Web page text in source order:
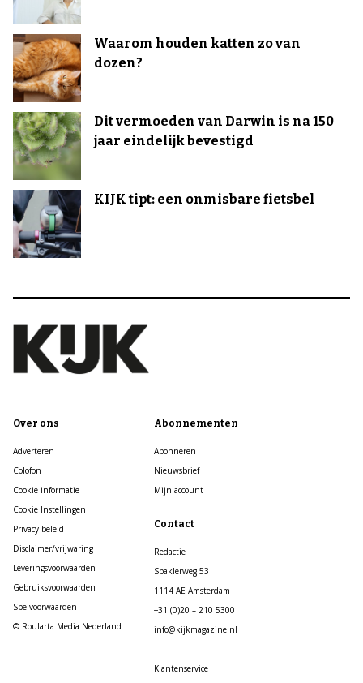
Waarom houden katten zo van
dozen?
Dit vermoeden van Darwin is na 150
jaar eindelijk bevestigd
KIJK tipt: een onmisbare fietsbel
Over ons
Adverteren
Colofon
Cookie informatie
Cookie Instellingen
Privacy beleid
Disclaimer/vrijwaring
Leveringsvoorwaarden
Gebruiksvoorwaarden
Spelvoorwaarden
© Roularta Media Nederland
Abonnementen
Abonneren
Nieuwsbrief
Mijn account
Contact
Redactie
Spaklerweg 53
1114 AE Amsterdam
+31 (0)20 – 210 5300
info@kijkmagazine.nl
Klantenservice